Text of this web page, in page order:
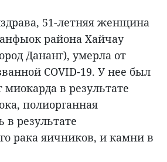
51-летняя женщина
района Хайчау
Дананг), умерла от
COVID-19. У нее был
в результате
полиорганная
в результате
рака яичников, и камни в